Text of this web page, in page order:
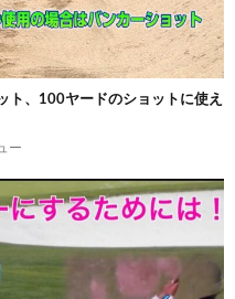
ト、100ヤードのショットに使え
ー